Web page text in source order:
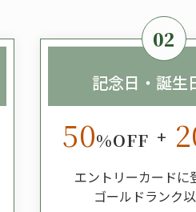
記念日・誕生
02
50%OFF +
エントリーカードに
ゴールドランク